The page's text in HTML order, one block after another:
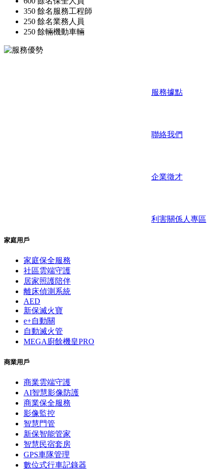
350 餘名服務工程師
250 餘名業務人員
250 餘輛機動車輛
服務據點
聯絡我們
企業徵才
利害關係人專區
家庭用戶
家庭保全服務
社區雲端守護
居家照護陪伴
離床偵測系統
AED
新保滅火寶
e+自動關
自動滅火管
MEGA廚餘機皇PRO
商業用戶
商業雲端守護
AI智慧影像防護
商業保全服務
影像監控
智慧門管
新保智能管家
智慧民宿套房
GPS車隊管理
數位式行車記錄器